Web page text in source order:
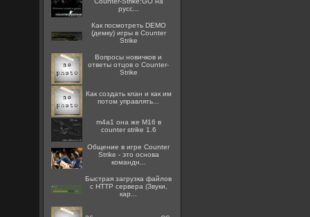
русс...
Как посмотреть DEMO
(демку) игры в Counter
Strike
Вопросы новичков и
ответы отцов о Counter-
Strike
Как создать клан и как им
потом управлять...
m4a1 она же M16 в
counter strike 1.6
Общение в игре Counter
Strike - это основа
командн...
Быстрая загрузка файлов
с HTTP сервера (Звуки,
кар...